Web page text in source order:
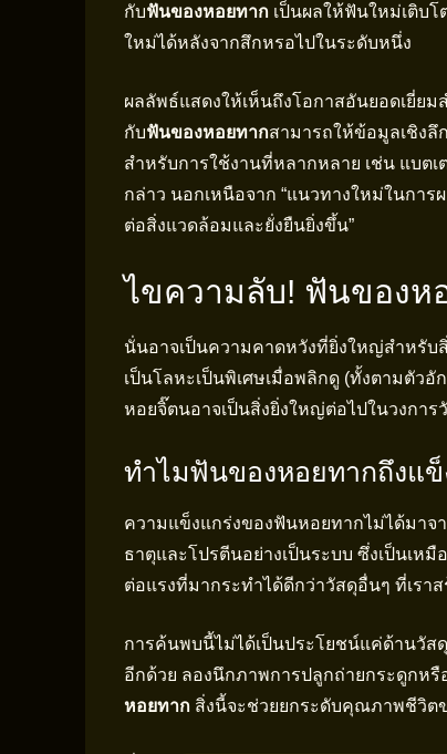
กับฟันของหอยทาก เป็นผลให้ฟันใหม่เติบโ
ใหม่ได้หลังจากสึกหรอไปในระดับหนึ่ง
ผลลัพธ์แสดงให้เห็นถึงโอกาสอันยอดเยี่ยม
กับฟันของหอยทากสามารถให้ข้อมูลเชิงลึ
สำหรับการใช้งานที่หลากหลาย เช่น แบตเ
กล่าว นอกเหนือจาก “แนวทางใหม่ในการ
ต่อสิ่งแวดล้อมและยั่งยืนยิ่งขึ้น”
ไขความลับ! ฟันของห
นั่นอาจเป็นความคาดหวังที่ยิ่งใหญ่สำหรับ
เป็นโลหะเป็นพิเศษเมื่อพลิกดู (ทั้งตามตัว
หอยจิ๊ตนอาจเป็นสิ่งยิ่งใหญ่ต่อไปในวงการ
ทำไมฟันของหอยทากถึงแ
ความแข็งแกร่งของฟันหอยทากไม่ได้มาจ
ธาตุและโปรตีนอย่างเป็นระบบ ซึ่งเป็นเห
ต่อแรงที่มากระทำได้ดีกว่าวัสดุอื่นๆ ที่เรา
การค้นพบนี้ไม่ได้เป็นประโยชน์แค่ด้านวัส
อีกด้วย ลองนึกภาพการปลูกถ่ายกระดูกห
หอยทาก สิ่งนี้จะช่วยยกระดับคุณภาพชีวิต